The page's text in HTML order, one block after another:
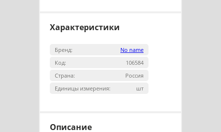
Характеристики
Бренд:
No name
Код:
106584
Страна:
Россия
Единицы измерения:
шт
Описание